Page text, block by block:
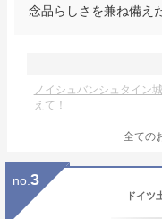
念品らしさを兼ね備え
ノイシュバンシュタイン
えて！
全ての
no. 3
ドイツ